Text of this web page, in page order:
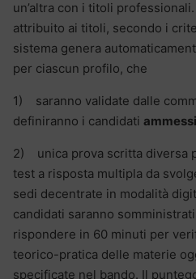
un’altra con i titoli
attribuito ai titoli, secondo i
sistema genera
per ciascun profilo, che
1) saranno validate dalle
definiranno i candidati
2) unica prova scritta diversa
test a risposta multipla da
sedi decentrate in modalità
candidati saranno
rispondere in 60 minuti per
teorico-pratica delle materie
specificate nel bando. Il